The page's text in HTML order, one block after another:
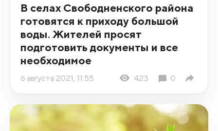
В селах Свободненского района
готовятся к приходу большой
воды. Жителей просят
подготовить документы и все
необходимое
6 августа 2021, 11:55 423 0